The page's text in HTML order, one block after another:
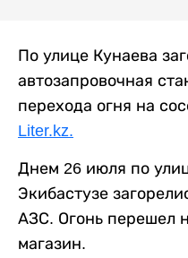
По улице Кунаева
автозапровочная
перехода огня на
Liter.kz.
Днем 26 июля по
Экибастузе
АЗС. Огонь перешел
магазин.